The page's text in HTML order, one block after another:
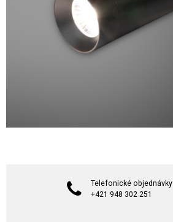
Telefonické objednávky
+421 948 302 251